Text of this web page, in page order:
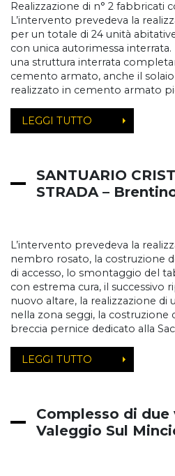
Realizzazione di n° 2 fabbricati
L’intervento prevedeva la
per un totale di 24 unità
con unica autorimessa
una struttura interrata
cemento armato, anche il
realizzato in cemento armato
LEGGI TUTTO
SANTUARIO
STRADA –
L’intervento prevedeva la
nembro rosato, la costruzione
di accesso, lo smontaggio del
con estrema cura, il successivo
nuovo altare, la realizzazione di
nella zona seggi, la costruzione
breccia pernice dedicato alla
LEGGI TUTTO
Complesso di
Valeggio Sul